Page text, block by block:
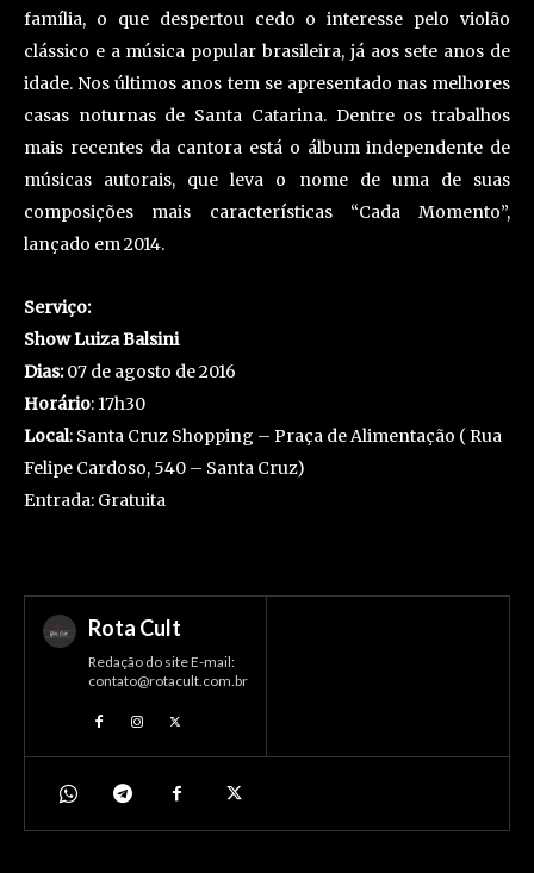
família, o que despertou cedo o interesse pelo violão
clássico e a música popular brasileira, já aos sete anos de
idade. Nos últimos anos tem se apresentado nas melhores
casas noturnas de Santa Catarina. Dentre os trabalhos
mais recentes da cantora está o álbum independente de
músicas autorais, que leva o nome de uma de suas
composições mais características “Cada Momento”,
lançado em 2014.
Serviço:
Show Luiza Balsini
Dias:07 de agosto de 2016
Horário: 17h30
Local: Santa Cruz Shopping – Praça de Alimentação ( Rua
Felipe Cardoso, 540 – Santa Cruz)
Entrada: Gratuita
Rota Cult
Redação do site E-mail:
contato@rotacult.com.br